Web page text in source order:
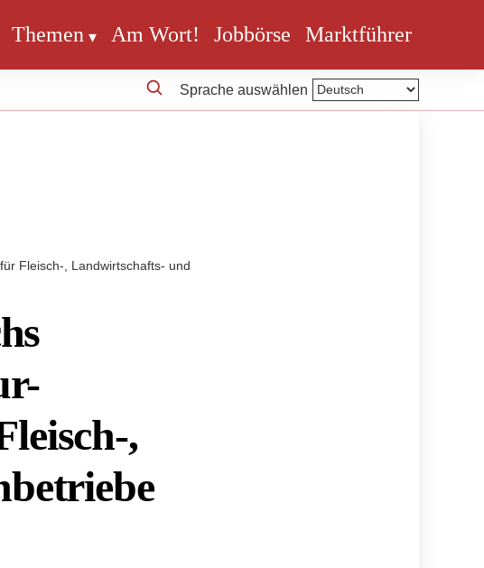
Themen Am Wort! Jobbörse Marktführer
Sprache auswählen
Fleisch-, Landwirtschafts- und
,